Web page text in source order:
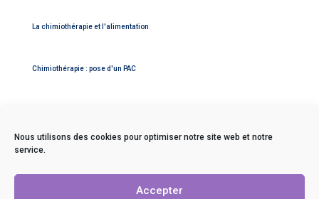
Nous utilisons des cookies pour optimiser notre site web et notre
service.
Accepter
La chimiothérapie et l'alimentation
Chimiothérapie : pose d'un PAC